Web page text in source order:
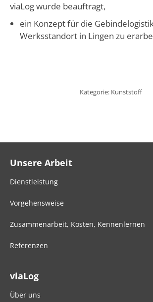
viaLog wurde beauftragt,
ein Konzept für die
Werksstandort in Lingen zu
Kategorie: Kunststoff
Unsere Arbeit
Dienstleistung
Vorgehensweise
Zusammenarbeit, Kosten, Kennenlernen
Referenzen
viaLog
Über uns